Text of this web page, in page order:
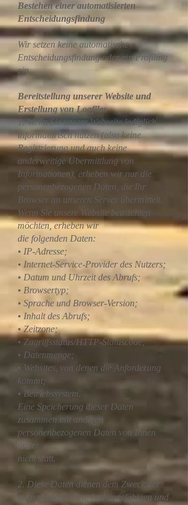
Bestehen einer automatisierten
Entscheidungsfindung
Wir setzen keine automatische
Entscheidungsfindung oder ein Profiling
ein.
Bereitstellung unserer Website und
Erstellung von Logfiles
1. Wenn Sie unsere Webseite lediglich
informatorisch nutzen (also keine
Registrierung und auch keine
anderweitige Übermittlung von
Informationen), erheben wir nur die
personenbezogenen Daten, die Ihr
Browser an unseren Server übermittelt.
Wenn Sie unsere Website betrachten
möchten, erheben wir
die folgenden Daten:
• IP-Adresse;
• Internet-Service-Provider des Nutzers;
• Datum und Uhrzeit des Abrufs;
• Browsertyp;
• Sprache und Browser-Version;
• Inhalt des Abrufs;
• Zeitzone;
• Zugriffsstatus/HTTP-Statuscode;
• Datenmenge;
• Websites, von denen die Anforderung
kommt;
• Betriebssystem.
Eine Speicherung dieser Daten
zusammen mit anderen
personenbezogenen Daten von Ihnen
findet
nicht statt.
2. Diese Daten dienen dem Zweck der
nutzerfreundlichen, funktionsfähigen und